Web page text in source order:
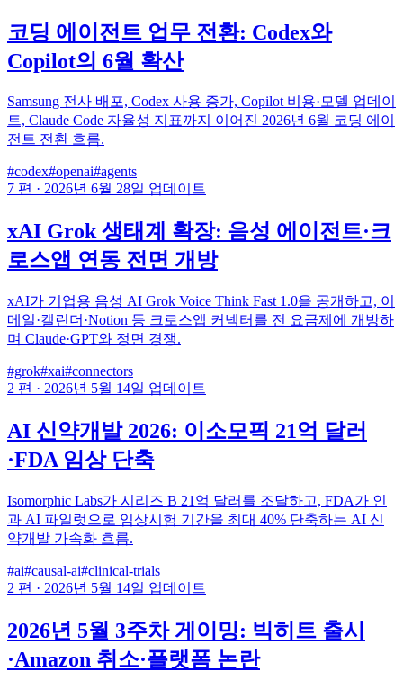
코딩 에이전트 업무 전환: Codex와
Copilot의 6월 확산
Samsung 전사 배포, Codex 사용 증가, Copilot 비용·모델 업데이
트, Claude Code 자율성 지표까지 이어진 2026년 6월 코딩 에이
전트 전환 흐름.
#codex#openai#agents
7 편 · 2026년 6월 28일 업데이트
xAI Grok 생태계 확장: 음성 에이전트·크
로스앱 연동 전면 개방
xAI가 기업용 음성 AI Grok Voice Think Fast 1.0을 공개하고, 이
메일·캘린더·Notion 등 크로스앱 커넥터를 전 요금제에 개방하
며 Claude·GPT와 정면 경쟁.
#grok#xai#connectors
2 편 · 2026년 5월 14일 업데이트
AI 신약개발 2026: 이소모픽 21억 달러
·FDA 임상 단축
Isomorphic Labs가 시리즈 B 21억 달러를 조달하고, FDA가 인
과 AI 파일럿으로 임상시험 기간을 최대 40% 단축하는 AI 신
약개발 가속화 흐름.
#ai#causal-ai#clinical-trials
2 편 · 2026년 5월 14일 업데이트
2026년 5월 3주차 게이밍: 빅히트 출시
·Amazon 취소·플랫폼 논란